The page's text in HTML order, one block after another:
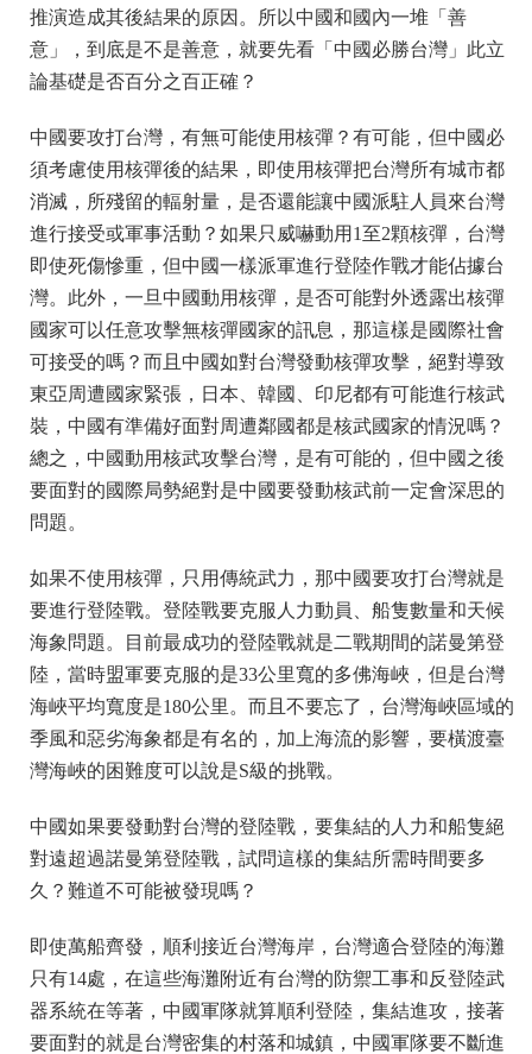
推演造成其後結果的原因。所以中國和國內一堆「善
意」，到底是不是善意，就要先看「中國必勝台灣」此立
論基礎是否百分之百正確？
中國要攻打台灣，有無可能使用核彈？有可能，但中國必
須考慮使用核彈後的結果，即使用核彈把台灣所有城市都
消滅，所殘留的輻射量，是否還能讓中國派駐人員來台灣
進行接受或軍事活動？如果只威嚇動用1至2顆核彈，台灣
即使死傷慘重，但中國一樣派軍進行登陸作戰才能佔據台
灣。此外，一旦中國動用核彈，是否可能對外透露出核彈
國家可以任意攻擊無核彈國家的訊息，那這樣是國際社會
可接受的嗎？而且中國如對台灣發動核彈攻擊，絕對導致
東亞周遭國家緊張，日本、韓國、印尼都有可能進行核武
裝，中國有準備好面對周遭鄰國都是核武國家的情況嗎？
總之，中國動用核武攻擊台灣，是有可能的，但中國之後
要面對的國際局勢絕對是中國要發動核武前一定會深思的
問題。
如果不使用核彈，只用傳統武力，那中國要攻打台灣就是
要進行登陸戰。登陸戰要克服人力動員、船隻數量和天候
海象問題。目前最成功的登陸戰就是二戰期間的諾曼第登
陸，當時盟軍要克服的是33公里寬的多佛海峽，但是台灣
海峽平均寬度是180公里。而且不要忘了，台灣海峽區域的
季風和惡劣海象都是有名的，加上海流的影響，要橫渡臺
灣海峽的困難度可以說是S級的挑戰。
中國如果要發動對台灣的登陸戰，要集結的人力和船隻絕
對遠超過諾曼第登陸戰，試問這樣的集結所需時間要多
久？難道不可能被發現嗎？
即使萬船齊發，順利接近台灣海岸，台灣適合登陸的海灘
只有14處，在這些海灘附近有台灣的防禦工事和反登陸武
器系統在等著，中國軍隊就算順利登陸，集結進攻，接著
要面對的就是台灣密集的村落和城鎮，中國軍隊要不斷進